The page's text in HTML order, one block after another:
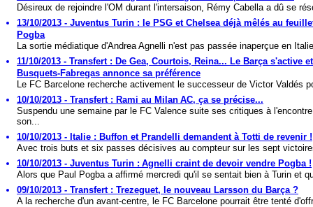
Désireux de rejoindre l'OM durant l'intersaison, Rémy Cabella a dû se
13/10/2013 - Juventus Turin : le PSG et Chelsea déjà mêlés au
Pogba
La sortie médiatique d'Andrea Agnelli n'est pas passée inaperçue en
11/10/2013 - Transfert : De Gea, Courtois, Reina... Le Barça s'active
Busquets-Fabregas annonce sa préférence
Le FC Barcelone recherche activement le successeur de Victor Valdés
10/10/2013 - Transfert : Rami au Milan AC, ça se précise...
Suspendu une semaine par le FC Valence suite ses critiques à
son...
10/10/2013 - Italie : Buffon et Prandelli demandent à Totti de revenir !
Avec trois buts et six passes décisives au compteur sur les sept
10/10/2013 - Juventus Turin : Agnelli craint de devoir vendre Pogba !
Alors que Paul Pogba a affirmé mercredi qu'il se sentait bien à Turin et
09/10/2013 - Transfert : Trezeguet, le nouveau Larsson du Barça ?
A la recherche d'un avant-centre, le FC Barcelone pourrait être tenté